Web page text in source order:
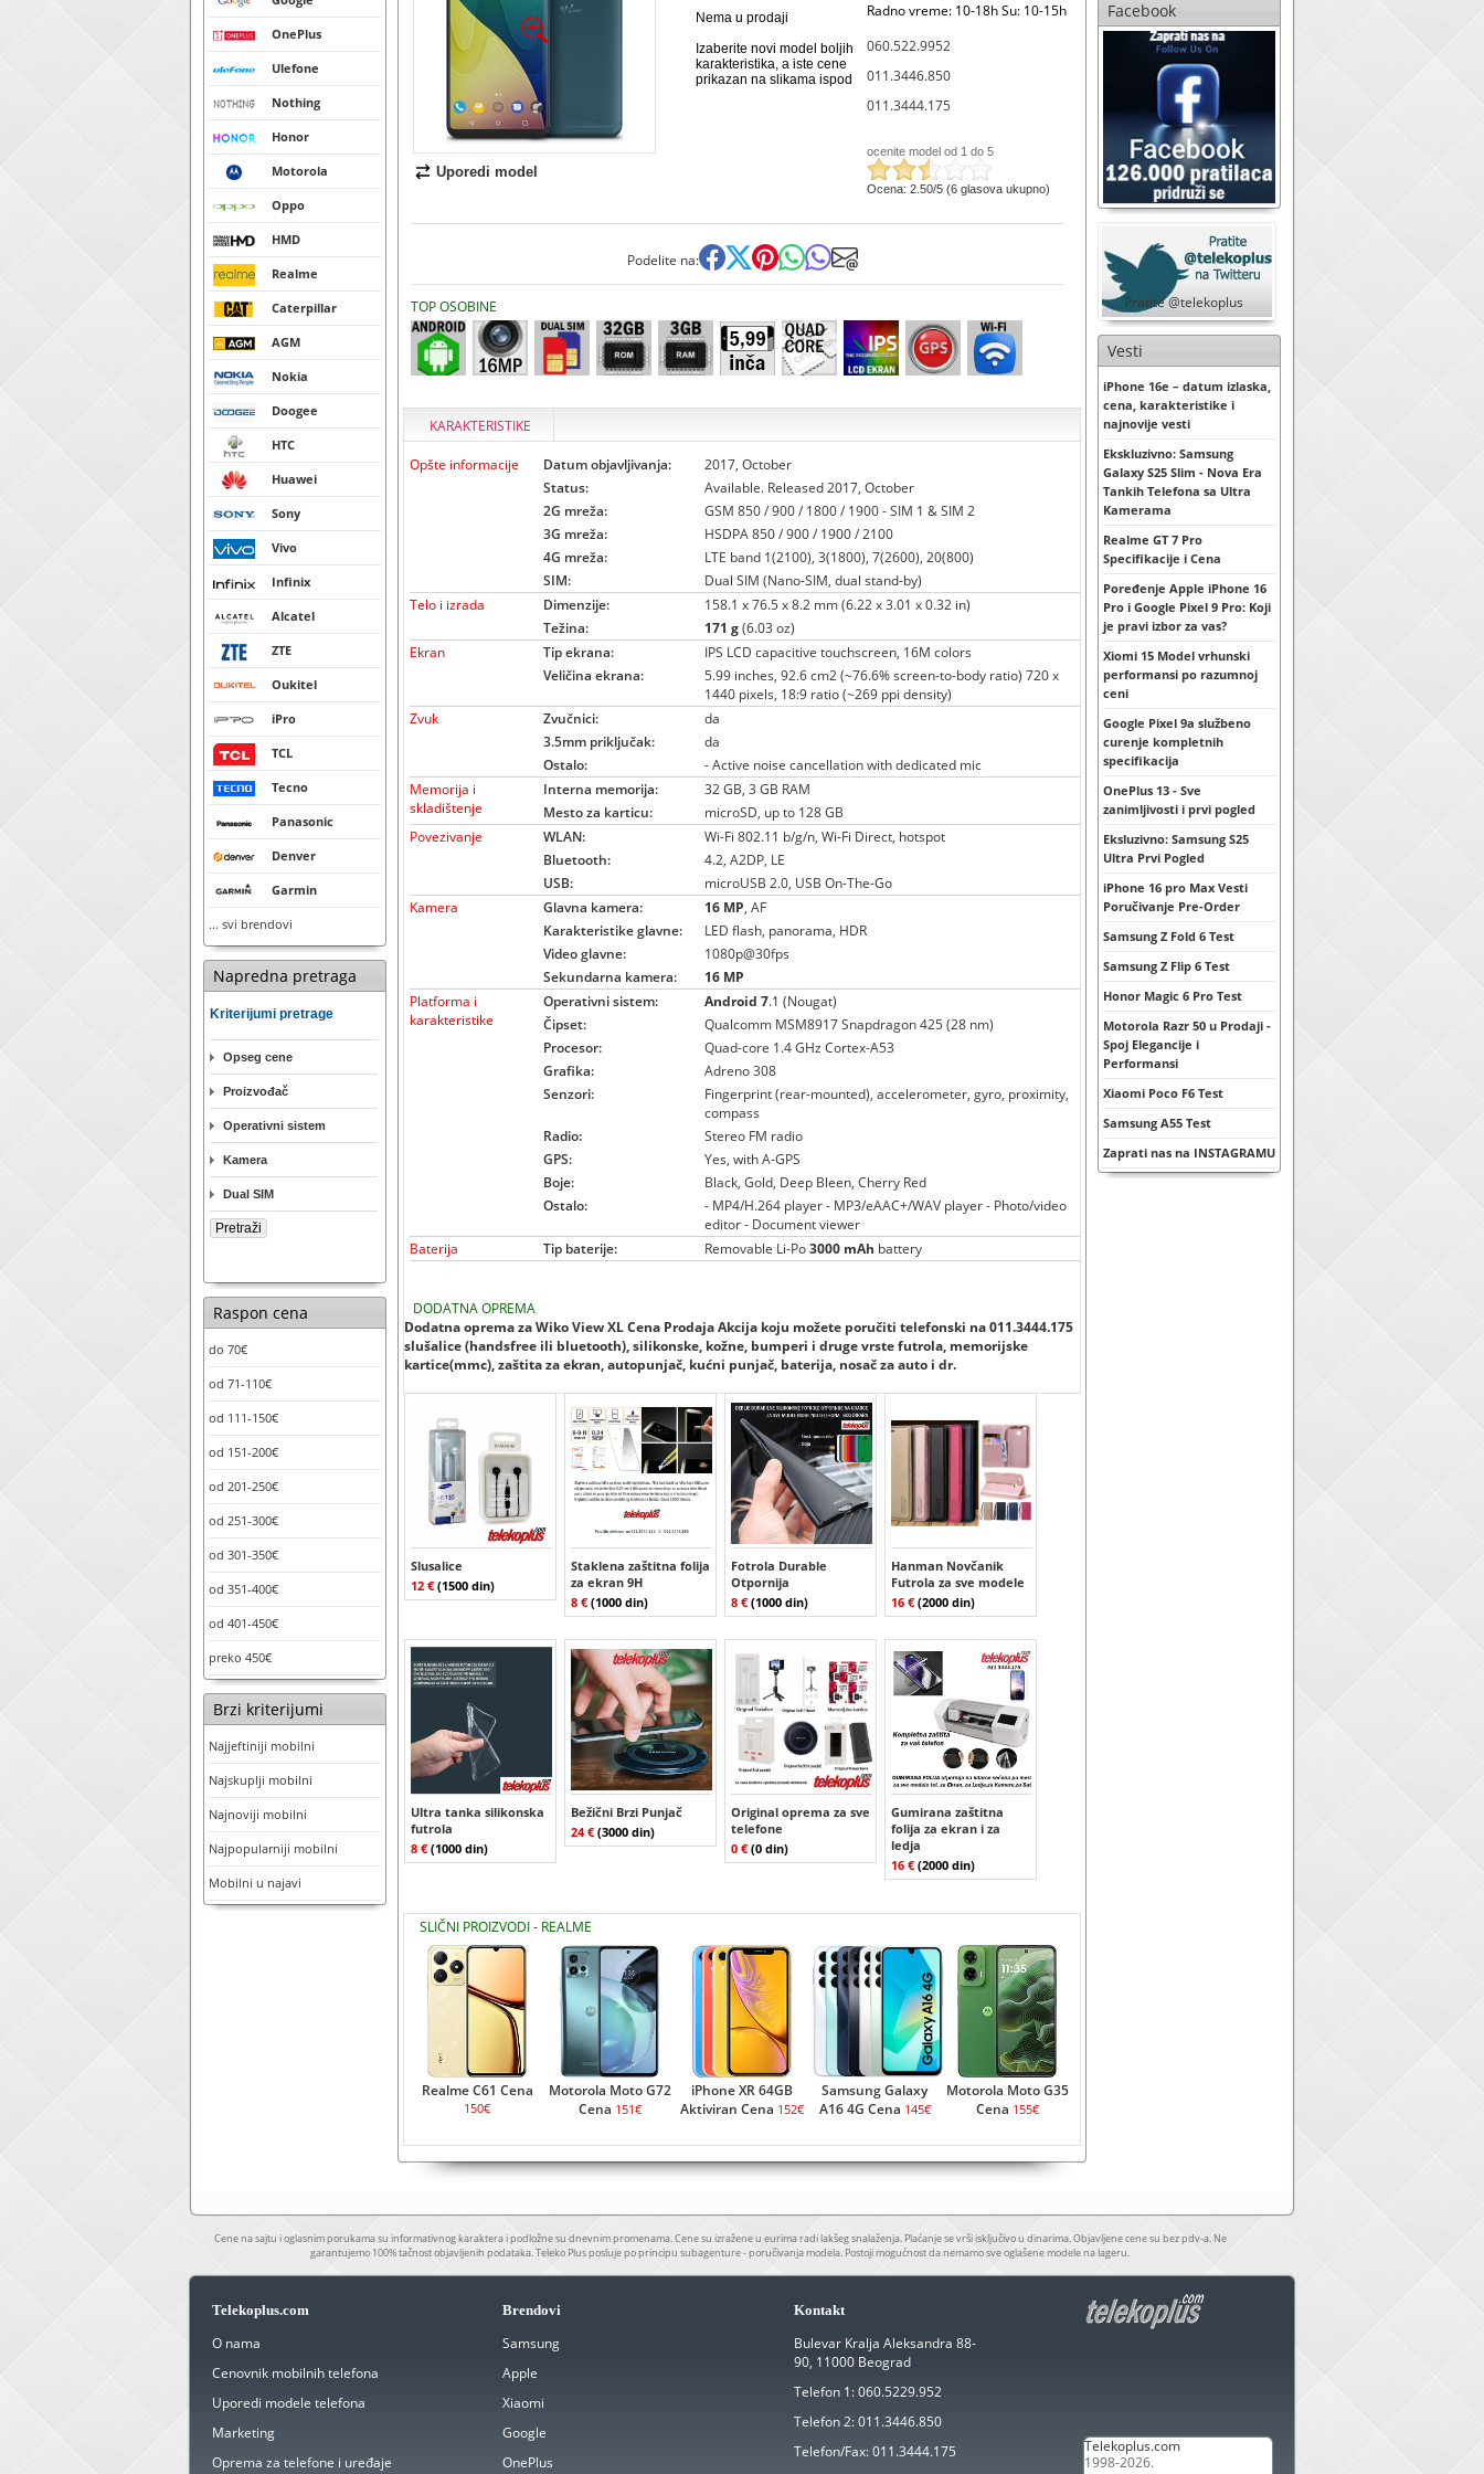
OnePlus
Ulefone
Nothing
Honor
Motorola
Oppo
HMD
Realme
Caterpillar
AGM
Nokia
Doogee
HTC
Huawei
Sony
Vivo
Infinix
Alcatel
ZTE
Oukitel
iPro
TCL
Tecno
Panasonic
Denver
Garmin
... svi brendovi
Napredna pretraga
Kriterijumi pretrage
Opseg cene
Proizvođač
Operativni sistem
Kamera
Dual SIM
Raspon cena
do 70€
od 71-110€
od 111-150€
od 151-200€
od 201-250€
od 251-300€
od 301-350€
od 351-400€
od 401-450€
preko 450€
Brzi kriterijumi
Najjeftiniji mobilni
Najskuplji mobilni
Najnoviji mobilni
Najpopularniji mobilni
Mobilni u najavi
Uporedi model
Nema u prodaji
Izaberite novi model boljih
karakteristika, a iste cene
prikazan na slikama ispod
Radno vreme: 10-18h Su: 10-15h
060.522.9952
011.3446.850
011.3444.175
ocenite model od 1 do 5
Ocena: 2.50/5 (6 glasova ukupno)
Podelite na:
TOP OSOBINE
KARAKTERISTIKE
Opšte informacije Datum objavljivanja:
2017, October
Status:
Available. Released 2017, October
2G mreža:
GSM 850 / 900 / 1800 / 1900 - SIM 1 & SIM 2
3G mreža:
HSDPA 850 / 900 / 1900 / 2100
4G mreža:
LTE band 1(2100), 3(1800), 7(2600), 20(800)
SIM:
Dual SIM (Nano-SIM, dual stand-by)
Telo i izrada
Dimenzije:
158.1 x 76.5 x 8.2 mm (6.22 x 3.01 x 0.32 in)
Težina:
171 g(6.03 oz)
Ekran
Tip ekrana:
IPS LCD capacitive touchscreen, 16M colors
Veličina ekrana:
5.99 inches, 92.6 cm2 (~76.6% screen-to-body ratio) 720 x
1440 pixels, 18:9 ratio (~269 ppi density)
Zvuk
Zvučnici:
da
3.5mm priključak:
da
Ostalo:
- Active noise cancellation with dedicated mic
Memorija i
skladištenje
Interna memorija:
32 GB, 3 GB RAM
Mesto za karticu:
microSD, up to 128 GB
Povezivanje
WLAN:
Wi-Fi 802.11 b/g/n, Wi-Fi Direct, hotspot
Bluetooth:
4.2, A2DP, LE
USB:
microUSB 2.0, USB On-The-Go
Kamera
Glavna kamera: 16 MP, AF
Karakteristike glavne:
LED flash, panorama, HDR
Video glavne:
1080p@30fps
Sekundarna kamera:
16 MP
Platforma i
karakteristike
Operativni sistem: Android 7.1 (Nougat)
Čipset:
Qualcomm MSM8917 Snapdragon 425 (28 nm)
Procesor:
Quad-core 1.4 GHz Cortex-A53
Grafika:
Adreno 308
Senzori:
Fingerprint (rear-mounted), accelerometer, gyro, proximity,
compass
Radio:
Stereo FM radio
GPS:
Yes, with A-GPS
Boje:
Black, Gold, Deep Bleen, Cherry Red
Ostalo:
- MP4/H.264 player - MP3/eAAC+/WAV player - Photo/video
editor - Document viewer
Baterija
Tip baterije: Removable Li-Po3000 mAh battery
DODATNA OPREMA
Dodatna oprema za Wiko View XL Cena Prodaja Akcija koju možete poručiti telefonski na 011.3444.175
slušalice (handsfree ili bluetooth), silikonske, kožne, bumperi i druge vrste futrola, memorijske
kartice(mmc), zaštita za ekran, autopunjač, kućni punjač, baterija, nosač za auto i dr.
Slusalice
12 € (1500 din)
Staklena zaštitna folija
za ekran 9H
8 € (1000 din)
Fotrola Durable
Otpornija
8 € (1000 din)
Hanman Novčanik
Futrola za sve modele
16 € (2000 din)
Ultra tanka silikonska
futrola
8 € (1000 din)
Bežični Brzi Punjač
24 € (3000 din)
Original oprema za sve
telefone
0 € (0 din)
Gumirana zaštitna
folija za ekran i za
ledja
16 € (2000 din)
SLIČNI PROIZVODI - REALME
Realme C61 Cena
150€
Motorola Moto G72
Cena 151€
iPhone XR 64GB
Aktiviran Cena 152€
Samsung Galaxy
A16 4G Cena 145€
Motorola Moto G35
Cena 155€
Facebook
Pratite @telekoplus
Vesti
iPhone 16e – datum izlaska,
cena, karakteristike i
najnovije vesti
Ekskluzivno: Samsung
Galaxy S25 Slim - Nova Era
Tankih Telefona sa Ultra
Kamerama
Realme GT 7 Pro
Specifikacije i Cena
Poređenje Apple iPhone 16
Pro i Google Pixel 9 Pro: Koji
je pravi izbor za vas?
Xiomi 15 Model vrhunski
performansi po razumnoj
ceni
Google Pixel 9a službeno
curenje kompletnih
specifikacija
OnePlus 13 - Sve
zanimljivosti i prvi pogled
Eksluzivno: Samsung S25
Ultra Prvi Pogled
iPhone 16 pro Max Vesti
Poručivanje Pre-Order
Samsung Z Fold 6 Test
Samsung Z Flip 6 Test
Honor Magic 6 Pro Test
Motorola Razr 50 u Prodaji -
Spoj Elegancije i
Performansi
Xiaomi Poco F6 Test
Samsung A55 Test
Zaprati nas na INSTAGRAMU
Cene na sajtu i oglasnim porukama su informativnog karaktera i podložne su dnevnim promenama. Cene su izražene u eurima radi lakšeg snalaženja. Plaćanje se vrši isključivo u dinarima. Objavljene cene su bez pdv-a. Ne
garantujemo 100% tačnost objavljenih podataka. Teleko Plus posluje po principu subagenture - poručivanja modela. Postoji mogućnost da nemamo sve oglašene modele na lageru.
Telekoplus.com
O nama
Cenovnik mobilnih telefona
Uporedi modele telefona
Marketing
Oprema za telefone i uređaje
Brendovi
Samsung
Apple
Xiaomi
Google
OnePlus
Kontakt
Bulevar Kralja Aleksandra 88-
90, 11000 Beograd
Telefon 1:060.5229.952
Telefon 2:011.3446.850
Telefon/Fax:011.3444.175
Telekoplus.com
1998-2026.